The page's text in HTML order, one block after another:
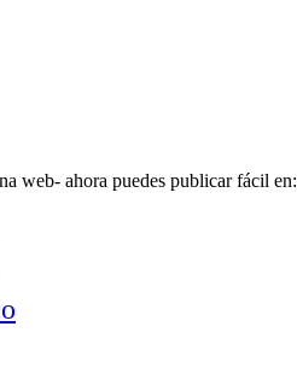
web- ahora puedes publicar fácil en: